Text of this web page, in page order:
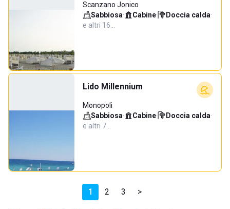
Scanzano Jonico
Sabbiosa· Cabine· Doccia calda·
e altri 16…
Lido Millennium
Monopoli
Sabbiosa· Cabine· Doccia calda·
e altri 7…
1 2 3 >